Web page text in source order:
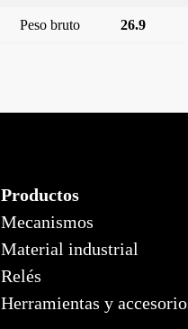
Peso bruto 26.9
Productos
Mecanismos
Material industrial
Relés
Herramientas y